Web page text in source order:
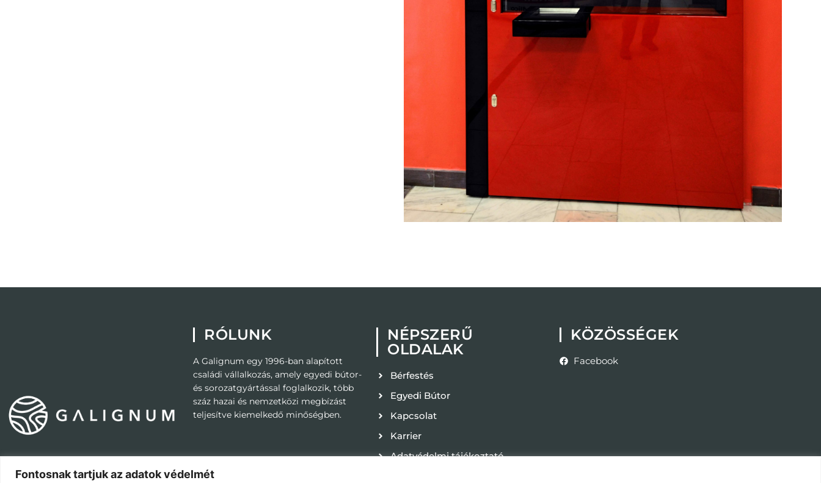
Fontosnak tartjuk az adatok védelmét
RÓLUNK
A Galignum egy 1996-ban alapított
családi vállalkozás, amely egyedi bútor-
és sorozatgyártással foglalkozik, több
száz hazai és nemzetközi megbízást
teljesítve kiemelkedő minőségben.
NÉPSZERŰ
OLDALAK
Bérfestés
Egyedi Bútor
Kapcsolat
Karrier
Adatvédelmi tájékoztató
KÖZÖSSÉGEK
Facebook